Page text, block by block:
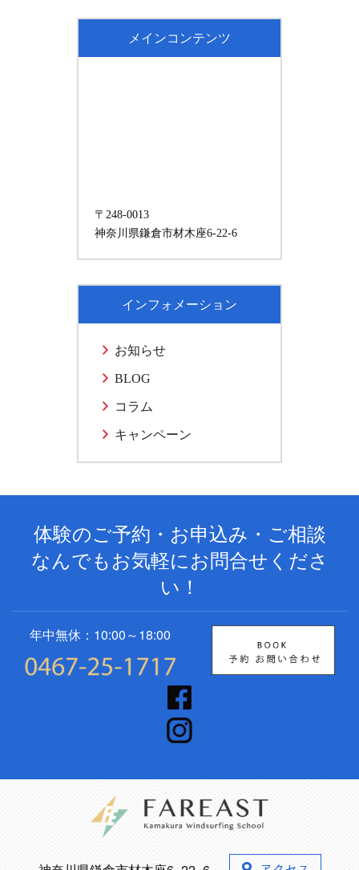
メインコンテンツ
〒248-0013
神奈川県鎌倉市材木座6-22-6
インフォメーション
お知らせ
BLOG
コラム
キャンペーン
体験のご予約・お申込み・ご相談
なんでもお気軽にお問合せくださ
い！
年中無休：10:00～18:00